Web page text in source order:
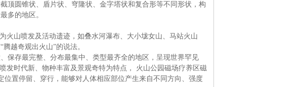
顶圆锥状、盾片状、穹隆状、金字塔状和复合形等不同形状，构
多的地区。
火山喷发及活动遗迹，如叠水河瀑布、大小垅女山、马站火山
越奇观出火山”的说法。
保存最完整、分布最集中、类型最齐全的地区，呈现世界罕见
发时代新、物种丰富及景观奇特为特点， 火山公园磁场疗养区磁
位置停留、穿行，能够对人体相应部位产生来自不同方向、强度